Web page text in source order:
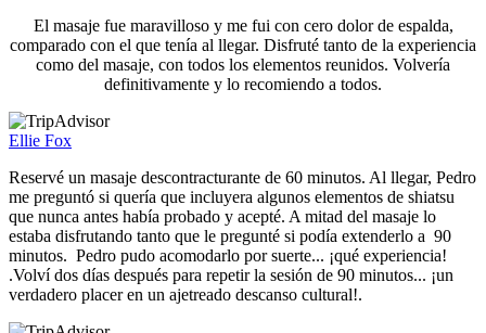
El masaje fue maravilloso y me fui con cero dolor de espalda,
comparado con el que tenía al llegar. Disfruté tanto de la experiencia
como del masaje, con todos los elementos reunidos. Volvería
definitivamente y lo recomiendo a todos.
Ellie Fox
Reservé un masaje descontracturante de 60 minutos. Al llegar, Pedro
me preguntó si quería que incluyera algunos elementos de shiatsu
que nunca antes había probado y acepté. A mitad del masaje lo
estaba disfrutando tanto que le pregunté si podía extenderlo a 90
minutos. Pedro pudo acomodarlo por suerte... ¡qué experiencia!
.Volví dos días después para repetir la sesión de 90 minutos... ¡un
verdadero placer en un ajetreado descanso cultural!.